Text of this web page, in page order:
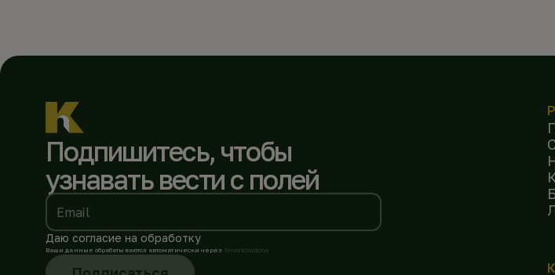
Подпишитесь, чтобы
узнавать вести с полей
Email
Даю согласие на обработку
Ваши данные обрабатываются автоматически через SmartCaptcha